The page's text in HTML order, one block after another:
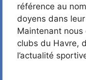
référence au
doyens dans
Maintenant nous
clubs du Havre,
l’actualité